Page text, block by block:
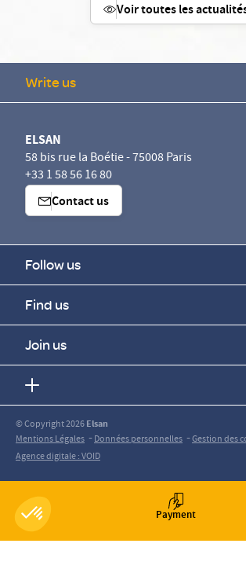
Payment
Voir toutes les
Write us
ELSAN
58 bis rue la Boétie - 75008 Paris
+33 1 58 56 16 80
Contact us
Follow us
Find us
Join us
© Copyright 2026Elsan
Mentions Légales -Données personnelles -Gestion des
Agence digitale : VOID